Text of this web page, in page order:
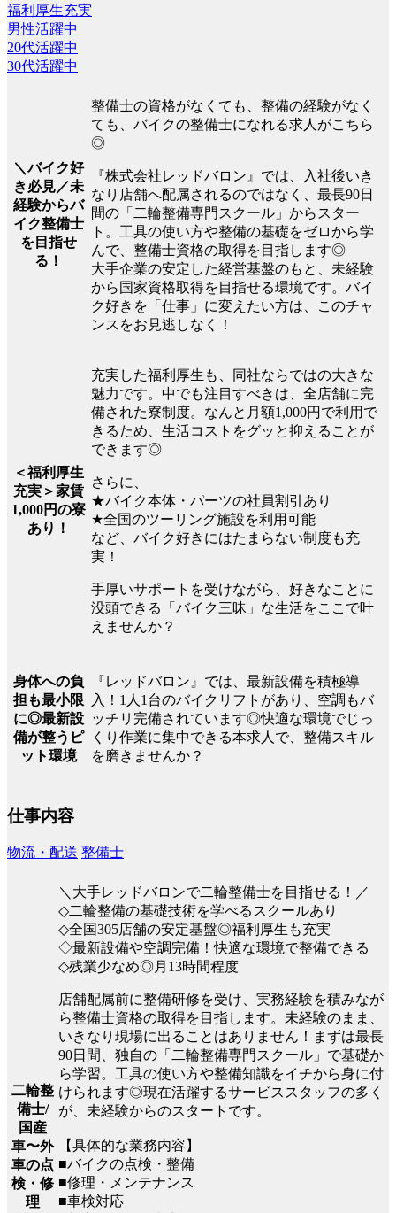
福利厚生充実
男性活躍中
20代活躍中
30代活躍中
＼バイク好
き必見／未
経験からバ
イク整備士
を目指せ
る！
整備士の資格がなくても、整備の経験がなく
ても、バイクの整備士になれる求人がこちら
◎
『株式会社レッドバロン』では、入社後いき
なり店舗へ配属されるのではなく、最長90日
間の「二輪整備専門スクール」からスター
ト。工具の使い方や整備の基礎をゼロから学
んで、整備士資格の取得を目指します◎
大手企業の安定した経営基盤のもと、未経験
から国家資格取得を目指せる環境です。バイ
ク好きを「仕事」に変えたい方は、このチャ
ンスをお見逃しなく！
＜福利厚生
充実＞家賃
1,000円の寮
あり！
充実した福利厚生も、同社ならではの大きな
魅力です。中でも注目すべきは、全店舗に完
備された寮制度。なんと月額1,000円で利用で
きるため、生活コストをグッと抑えることが
できます◎
さらに、
★バイク本体・パーツの社員割引あり
★全国のツーリング施設を利用可能
など、バイク好きにはたまらない制度も充
実！
手厚いサポートを受けながら、好きなことに
没頭できる「バイク三昧」な生活をここで叶
えませんか？
身体への負
担も最小限
に◎最新設
備が整うピ
ット環境
『レッドバロン』では、最新設備を積極導
入！1人1台のバイクリフトがあり、空調もバ
ッチリ完備されています◎快適な環境でじっ
くり作業に集中できる本求人で、整備スキル
を磨きませんか？
仕事内容
物流・配送 整備士
二輪整
備士/
国産
車〜外
車の点
検・修
理
＼大手レッドバロンで二輪整備士を目指せる！／
◇二輪整備の基礎技術を学べるスクールあり
◇全国305店舗の安定基盤◎福利厚生も充実
◇最新設備や空調完備！快適な環境で整備できる
◇残業少なめ◎月13時間程度
店舗配属前に整備研修を受け、実務経験を積みなが
ら整備士資格の取得を目指します。未経験のまま、
いきなり現場に出ることはありません！まずは最長
90日間、独自の「二輪整備専門スクール」で基礎か
ら学習。工具の使い方や整備知識をイチから身に付
けられます◎現在活躍するサービススタッフの多く
が、未経験からのスタートです。
【具体的な業務内容】
■バイクの点検・整備
■修理・メンテナンス
■車検対応